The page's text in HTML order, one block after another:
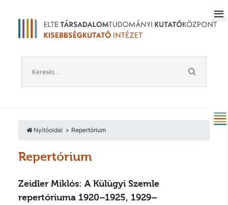
Nyitóoldal Repertórium
Repertórium
Zeidler Miklós: A Külügyi Szemle
repertóriuma 1920–1925, 1929–